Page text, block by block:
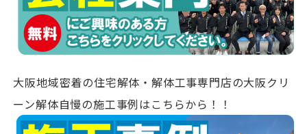
大阪地域密着の住宅解体・解体工事専門店の大阪クリ
ーン解体自慢の施工事例はこちらから！！